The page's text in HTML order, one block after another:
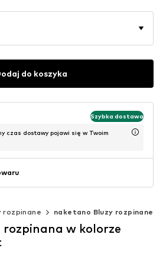
do koszyka
Szybka dostawa
czas dostawy pojawi się w Twoim
rozpinane naketano Bluzy rozpinane
w kolorze